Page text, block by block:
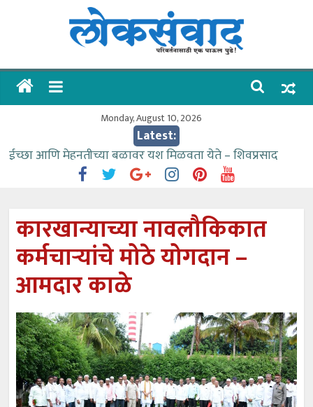
लोकसंवाद
ताज्या
Monday, August 10, 2026
Latest:
ईच्छा आणि मेहनतीच्या बळावर यश मिळवता येते – शिवप्रसाद
संजीवनीच्या विद्यार्थ्यांनी घेतली विमानतळ कार्यप्रणालीची माहिती
वाढीव निधी देण्यास पाणीपुरवठा मंत्री सकारात्मक – आ.आशुतोष
काळे
आत्मामालिक गुरूकूलाचे २२८ विद्यार्थी शिष्यवृत्तीस पात्र
कारखान्याच्या नावलौकिकात
कर्मचाऱ्यांचे मोठे योगदान –
आमदार काळे